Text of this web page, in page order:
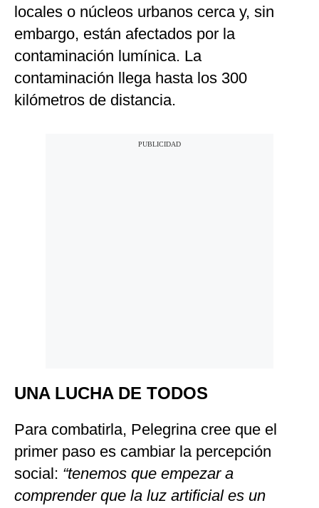
locales o núcleos urbanos cerca y, sin
embargo, están afectados por la
contaminación lumínica. La
contaminación llega hasta los 300
kilómetros de distancia.
UNA LUCHA DE TODOS
Para combatirla, Pelegrina cree que el
primer paso es cambiar la percepción
social: “tenemos que empezar a
comprender que la luz artificial es un